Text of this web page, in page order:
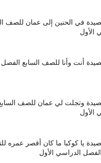
في الحنين إلى عمان للصف
الأول
أنت وأنا للصف السابع الفصل
وتجلت لي عمان للصف
الأول
يا كوكبا ما كان أقصر عمره
الدراسي الأول